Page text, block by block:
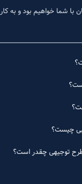
با شما خواهیم بود و به
چیست؟
توجیهی چقدر است؟